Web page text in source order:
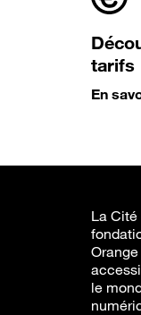
tarifs
En
La Cité
le